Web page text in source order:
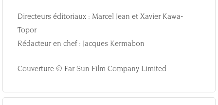
Directeurs éditoriaux : Marcel Jean et Xavier Kawa-
Topor
Rédacteur en chef : Jacques Kermabon
Couverture © Far Sun Film Company Limited